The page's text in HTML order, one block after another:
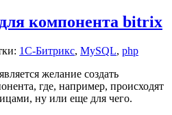
компонента bitrix
1С-Битрикс, MySQL, php
желание создать
где, например, происходят
ну или еще для чего.